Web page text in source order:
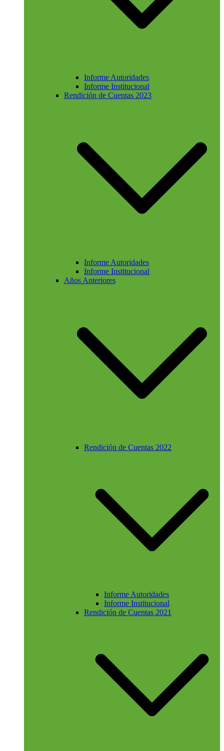
Informe Autoridades
Informe Institucional
Rendición de Cuentas 2023
Informe Autoridades
Informe Institucional
Años Anteriores
Rendición de Cuentas 2022
Informe Autoridades
Informe Institucional
Rendición de Cuentas 2021